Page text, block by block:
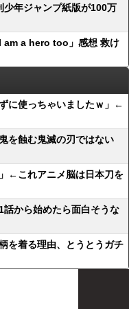
少年ジャンプ紙版が100万
am a hero too」感想 救け
に使っちゃいましたｗ」←
を蝕む鬼滅の刃ではない
←これアニメ脳は日本刀を
話から始めたら面白そうな
を着る理由、とうとうガチ